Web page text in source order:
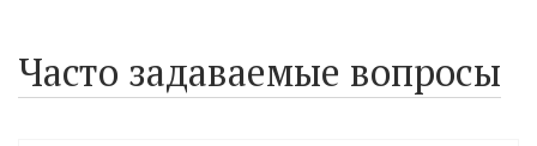
Часто задаваемые вопросы